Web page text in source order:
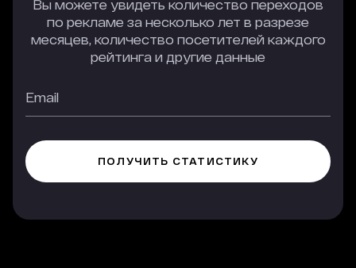
Вы можете увидеть количество переходов
по рекламе за несколько лет в разрезе
месяцев, количество посетителей каждого
рейтинга и другие данные